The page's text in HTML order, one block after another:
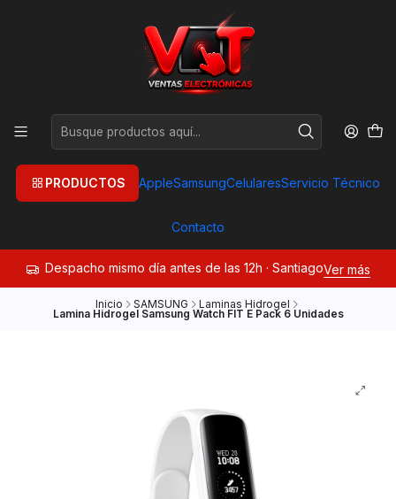
PRODUCTOS AppleSamsungCelularesServicio Técnico
Contacto
Despacho mismo día antes de las 12h · SantiagoVer más
Inicio SAMSUNG Laminas Hidrogel
Lamina Hidrogel Samsung Watch FIT E Pack 6 Unidades